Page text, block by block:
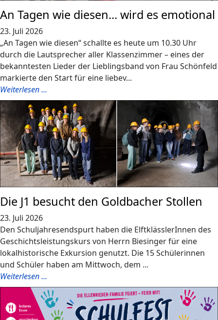
An Tagen wie diesen... wird es emotional
23. Juli 2026
„An Tagen wie diesen“ schallte es heute um 10.30 Uhr
durch die Lautsprecher aller Klassenzimmer – eines der
bekanntesten Lieder der Lieblingsband von Frau Schönfeld
markierte den Start für eine liebev...
Weiterlesen ...
Die J1 besucht den Goldbacher Stollen
23. Juli 2026
Den Schuljahresendspurt haben die ElftklässlerInnen des
Geschichtsleistungskurs von Herrn Biesinger für eine
lokalhistorische Exkursion genutzt. Die 15 Schülerinnen
und Schüler haben am Mittwoch, dem ...
Weiterlesen ...